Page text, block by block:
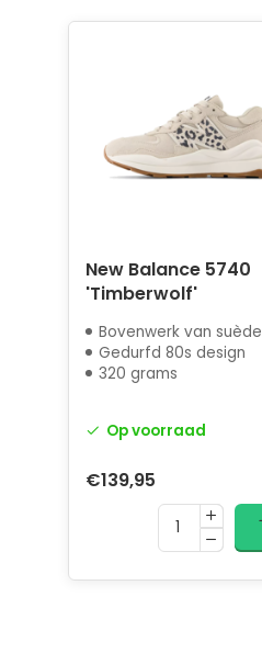
New Balance 5740
'Timberwolf'
Bovenwerk van suède
Gedurfd 80s design
320 grams
Op voorraad
€139,95